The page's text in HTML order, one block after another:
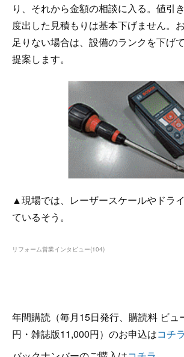
り、それから金額の相談に入る。値引
度出した見積もりは基本下げません。
足りない場合は、設備のランクを下げ
提案します。
▲現場では、レーザースケールやドラ
ているそう。
リフォーム営業インタビュー(104)
年間購読（毎月15日発行、購読料 ビュ
円・雑誌版11,000円）のお申込はコチラ